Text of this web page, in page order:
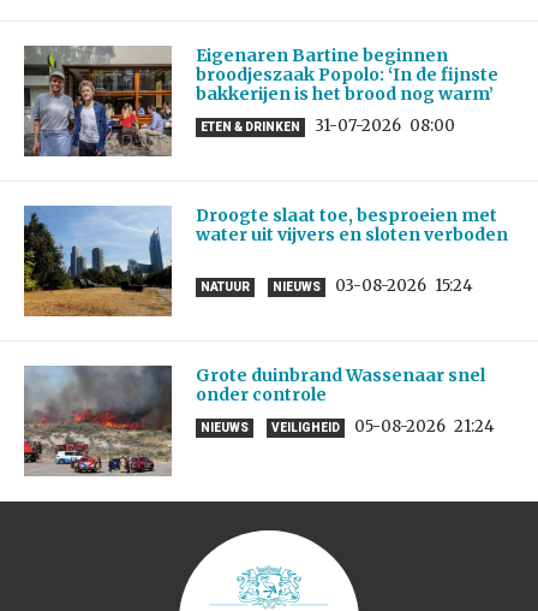
Eigenaren Bartine beginnen
broodjeszaak Popolo: ‘In de fijnste
bakkerijen is het brood nog warm’
ETEN & DRINKEN 31-07-2026 08:00
Droogte slaat toe, besproeien met
water uit vijvers en sloten verboden
NATUUR NIEUWS 03-08-2026 15:24
Grote duinbrand Wassenaar snel
onder controle
NIEUWS VEILIGHEID 05-08-2026 21:24